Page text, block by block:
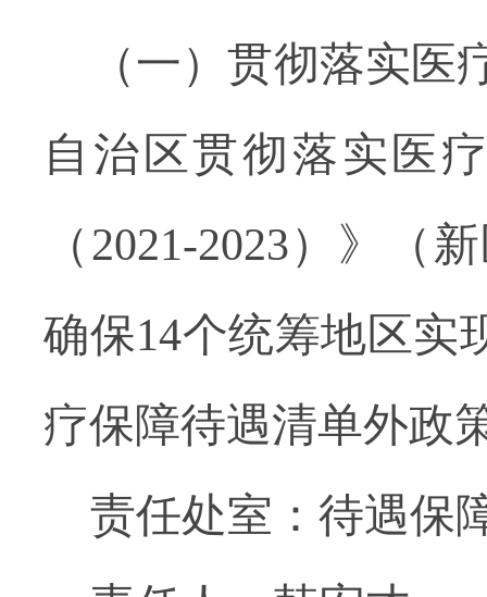
（一）贯彻落实
自治区贯彻落实医
（2021-2023）》（
确保14个统筹地区实
疗保障待遇清单外政
责任处室：待遇保